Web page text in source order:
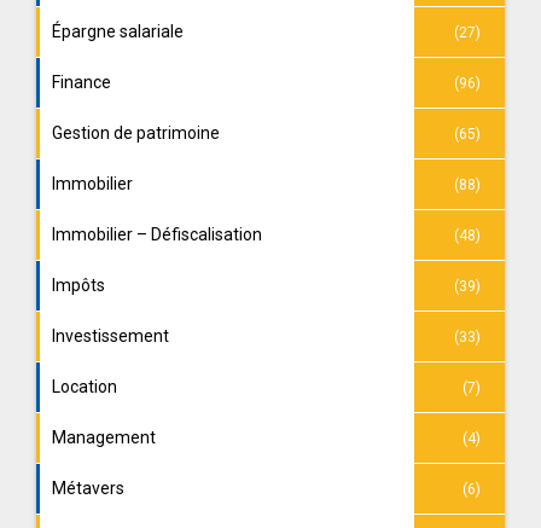
Épargne salariale (27)
Finance (96)
Gestion de patrimoine (65)
Immobilier (88)
Immobilier – Défiscalisation (48)
Impôts (39)
Investissement (33)
Location (7)
Management (4)
Métavers (6)